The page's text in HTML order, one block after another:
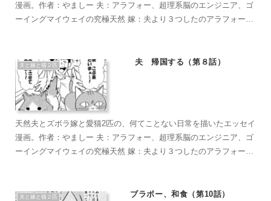
漫画。作者：やましー 夫：アラフォー、超理系脳のエンジニア、ゴ
ーイングマイウェイの究極天然 嫁：夫より３つしたのアラフォー、
えん坊のもふもふ こぶ茶：抱っこが大好きラグドール。遊びへの欲
求がすごい。やりたい放題のバ…やんちゃ坊主
夫と嫁と猫２匹 夫 帰国する（第８話）
天然夫とズボラ嫁と愛猫2匹の、何てことない日常を描いたエッセイ
漫画。作者：やましー 夫：アラフォー、超理系脳のエンジニア、ゴ
ーイングマイウェイの究極天然 嫁：夫より３つしたのアラフォー、
えん坊のもふもふ こぶ茶：抱っこが大好きラグドール。遊びへの欲
夫と嫁と猫２匹 ブラボー、和食（第10話）